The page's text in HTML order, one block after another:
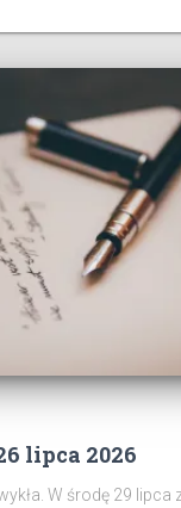
lipca 2026
W środę 29